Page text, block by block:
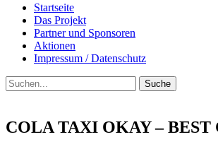
Springe
zum
Inhalt
Startseite
Das Projekt
Partner und Sponsoren
Aktionen
Impressum / Datenschutz
Suchen
Suche
nach:
COLA TAXI OKAY – BEST